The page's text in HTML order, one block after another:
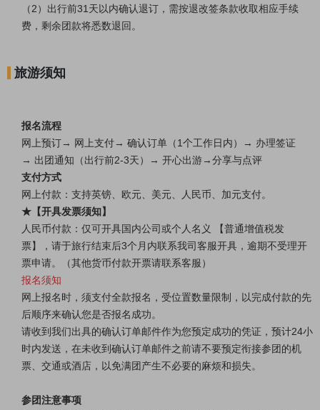
（2）出行前31天以内确认退订，需按退改签条款收取相应手续
费，剩余团款将悉数退回。
旅游须知
报名流程
网上预订→ 网上支付→ 确认订单（1个工作日内）→ 办理签证
→ 出团通知（出行前2-3天） → 开心出游→分享与点评
支付方式
网上付款：支持英镑、欧元、美元、人民币、加元支付。
★【开具发票须知】
人民币付款：仅可开具国内公司或个人名义 【普通增值税发
票】，请于旅行结束后3个月内联系我司客服开具，逾期不受理开
票申请。（其他货币付款开票请联系客服）
报名须知
网上报名时，须支付全款报名，受位置数量限制，以完成付款的先
后顺序来确认您是否报名成功。
请收到我们出具的确认订单邮件作为您预定成功的凭证，预计24小
时内发送，在未收到确认订单邮件之前请不要预定衔接参团的机
票、交通或酒店，以免满团产生不必要的麻烦和损失。
参团注意事项